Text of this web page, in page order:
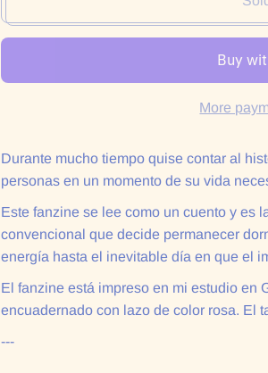
More
Durante mucho tiempo quise contar al
personas en un momento de su vida
Este fanzine se lee como un cuento y es
convencional que decide permanecer
energía hasta el inevitable día en que el
El fanzine está impreso en mi estudio en
encuadernado con lazo de color rosa. El
---